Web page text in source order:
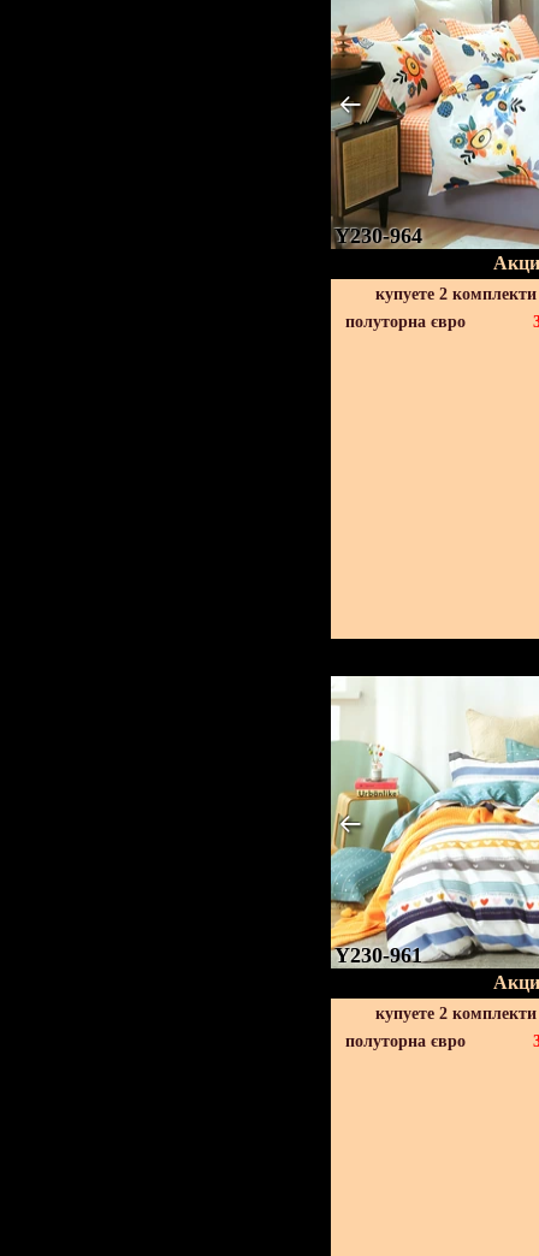
Y230-964
купуете 2
полуторна євро
Y230-961
купуете 2
полуторна євро